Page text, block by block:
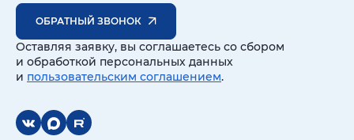
ОБРАТНЫЙ ЗВОНОК
Оставляя заявку, вы соглашаетесь со сбором
и обработкой персональных данных
и пользовательским соглашением.